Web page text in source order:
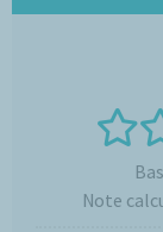
Note